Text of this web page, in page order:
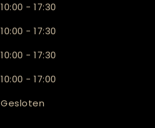
10:00 - 17:30
10:00 - 17:30
10:00 - 17:30
10:00 - 17:00
Gesloten